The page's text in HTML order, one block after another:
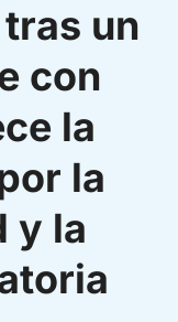
un
con
la
la
y la